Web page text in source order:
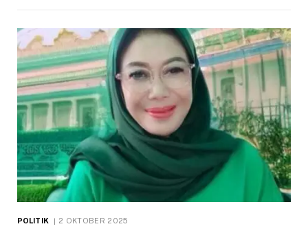
POLITIK 2 OKTOBER 2025